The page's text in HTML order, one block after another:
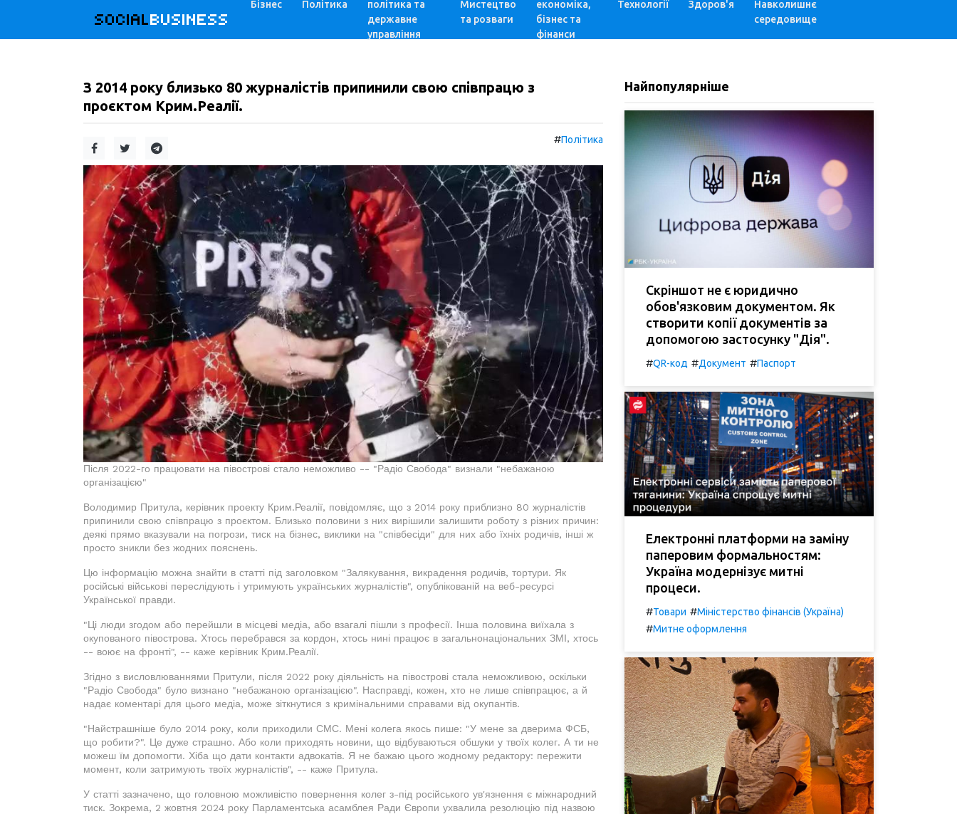
SOCIALBUSINESS
Бізнес Політика
політика та
державне
управління
Мистецтво
та розваги
економіка,
бізнес та
фінанси
Технології Здоров'я
Навколишнє
середовище
З 2014 року близько 80 журналістів припинили свою співпрацю з
проєктом Крим.Реалії.
#Політика
Після 2022-го працювати на півострові стало неможливо -- "Радіо Свобода" визнали "небажаною
організацією"
Володимир Притула, керівник проекту Крим.Реалії, повідомляє, що з 2014 року приблизно 80 журналістів
припинили свою співпрацю з проєктом. Близько половини з них вирішили залишити роботу з різних причин:
деякі прямо вказували на погрози, тиск на бізнес, виклики на "співбесіди" для них або їхніх родичів, інші ж
просто зникли без жодних пояснень.
Цю інформацію можна знайти в статті під заголовком "Залякування, викрадення родичів, тортури. Як
російські військові переслідують і утримують українських журналістів", опублікованій на веб-ресурсі
Української правди.
"Ці люди згодом або перейшли в місцеві медіа, або взагалі пішли з професії. Інша половина виїхала з
окупованого півострова. Хтось перебрався за кордон, хтось нині працює в загальнонаціональних ЗМІ, хтось
-- воює на фронті", -- каже керівник Крим.Реалії.
Згідно з висловлюваннями Притули, після 2022 року діяльність на півострові стала неможливою, оскільки
"Радіо Свобода" було визнано "небажаною організацією". Насправді, кожен, хто не лише співпрацює, а й
надає коментарі для цього медіа, може зіткнутися з кримінальними справами від окупантів.
"Найстрашніше було 2014 року, коли приходили СМС. Мені колега якось пише: "У мене за дверима ФСБ,
що робити?". Це дуже страшно. Або коли приходять новини, що відбуваються обшуки у твоїх колег. А ти не
можеш їм допомогти. Хіба що дати контакти адвокатів. Я не бажаю цього жодному редактору: пережити
момент, коли затримують твоїх журналістів", -- каже Притула.
У статті зазначено, що головною можливістю повернення колег з-під російського ув'язнення є міжнародний
тиск. Зокрема, 2 жовтня 2024 року Парламентська асамблея Ради Європи ухвалила резолюцію під назвою
Найпопулярніше
Скріншот не є юридично
обов'язковим документом. Як
створити копії документів за
допомогою застосунку "Дія".
#QR-код #Документ #Паспорт
Електронні платформи на заміну
паперовим формальностям:
Україна модернізує митні
процеси.
#Товари #Міністерство фінансів (Україна)
#Митне оформлення